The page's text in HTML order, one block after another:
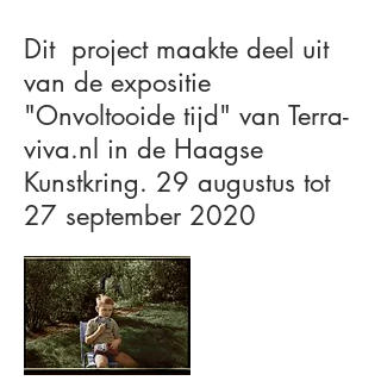
Dit project maakte deel uit
van de expositie
"Onvoltooide tijd" van Terra-
viva.nl in de Haagse
Kunstkring. 29 augustus tot
27 september 2020